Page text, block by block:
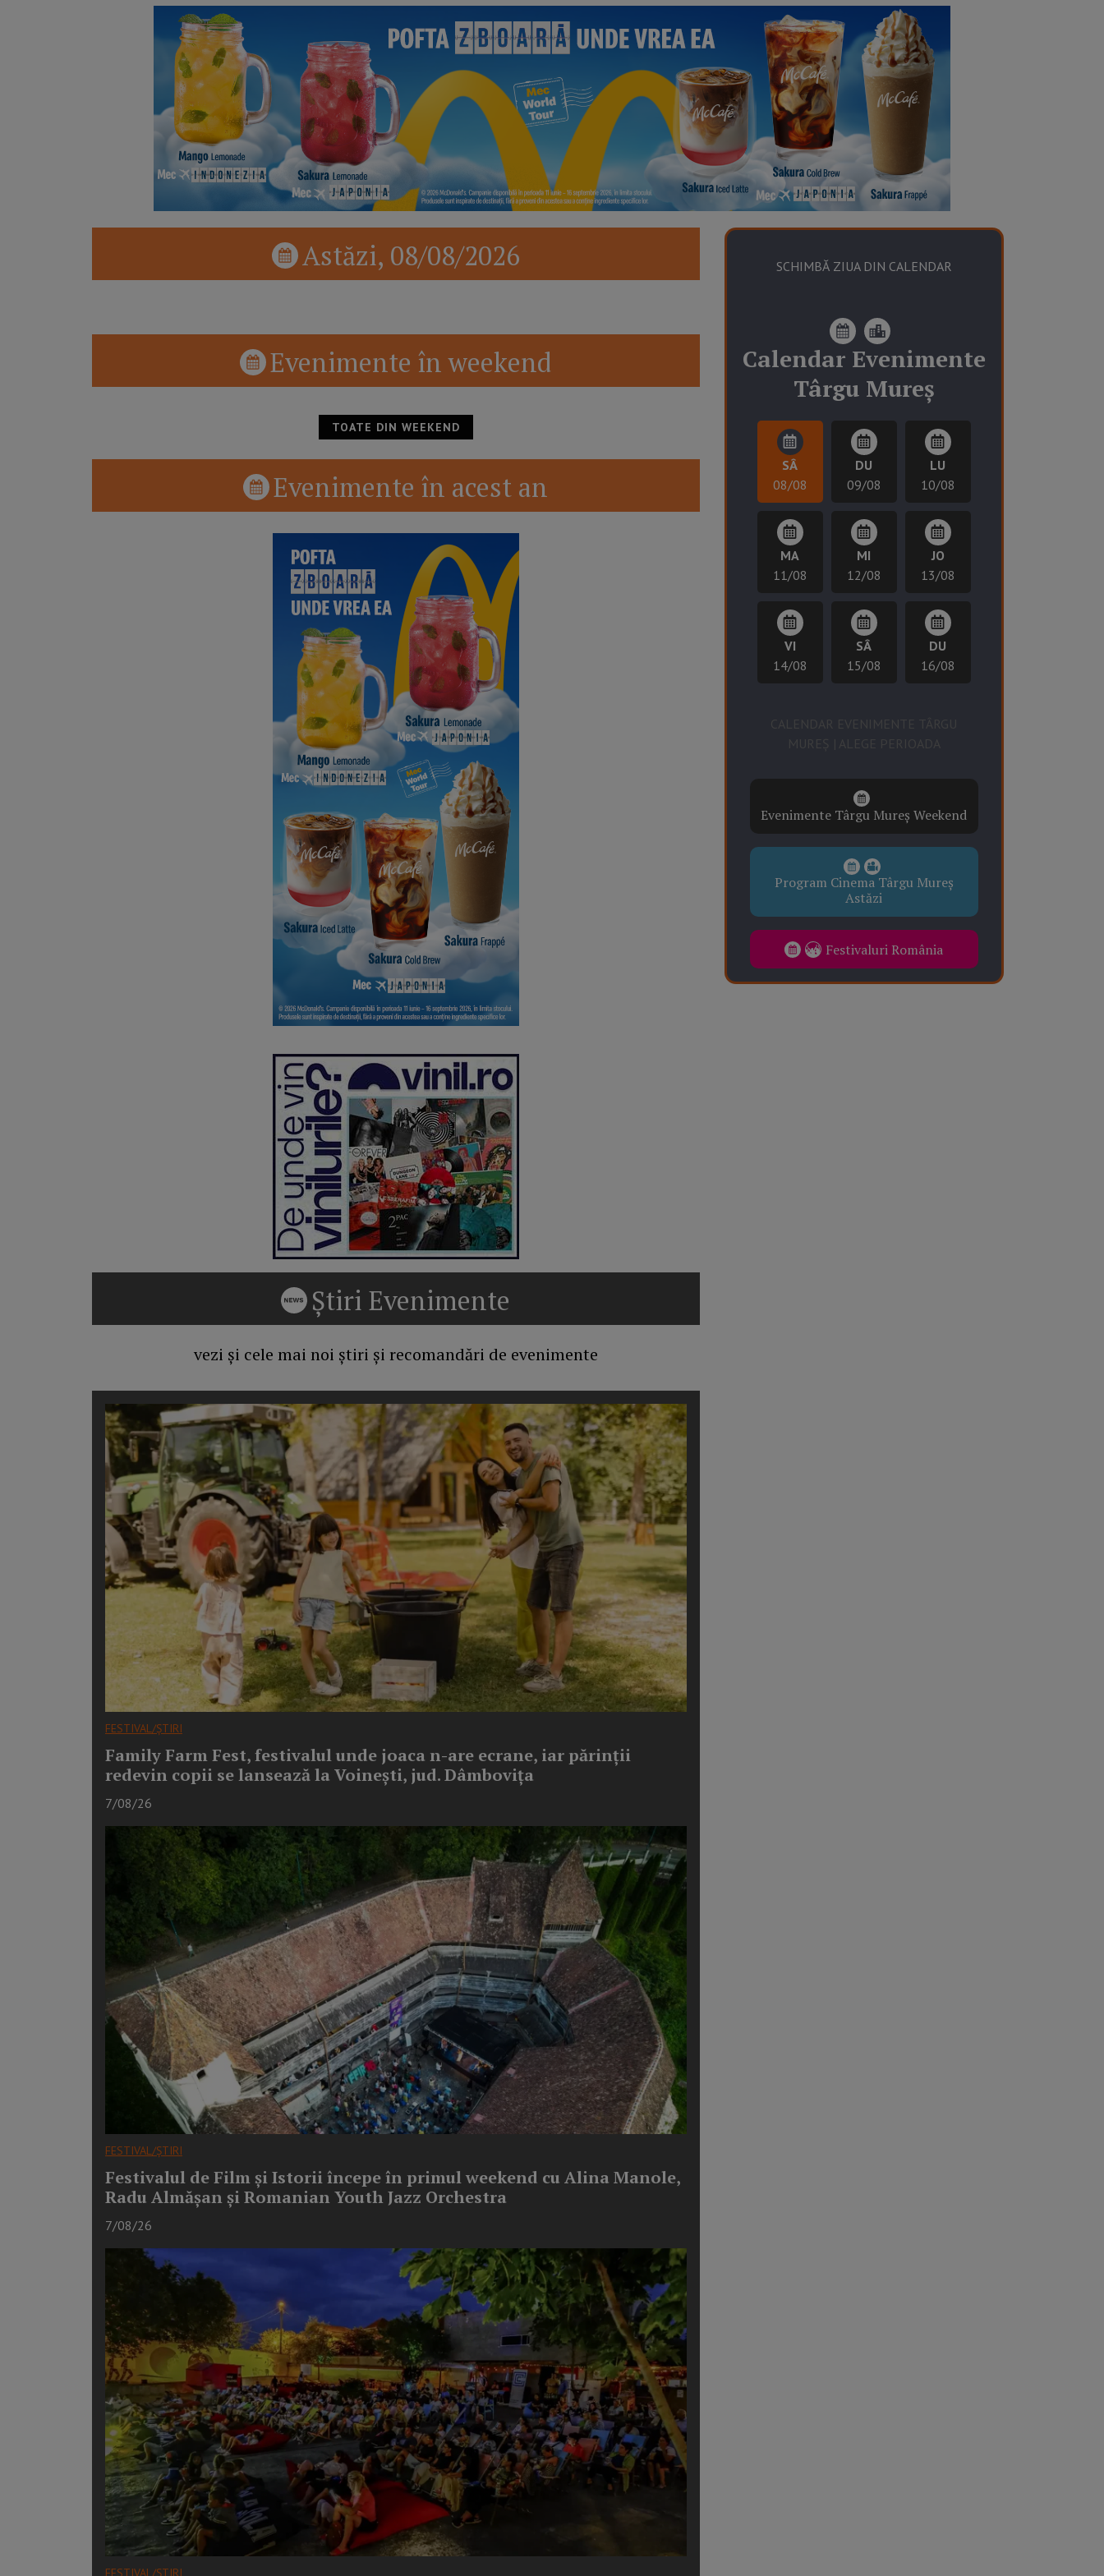
Astăzi, 08/08/2026
Evenimente în weekend
TOATE DIN WEEKEND
Evenimente în acest an
Știri Evenimente
vezi și cele mai noi știri și recomandări de evenimente
FESTIVAL/ȘTIRI
Family Farm Fest, festivalul unde joaca n-are ecrane, iar părinții
redevin copii se lansează la Voinești, jud. Dâmbovița
7/08/26
FESTIVAL/ȘTIRI
Festivalul de Film și Istorii începe în primul weekend cu Alina Manole,
Radu Almășan și Romanian Youth Jazz Orchestra
7/08/26
FESTIVAL/ȘTIRI
SCHIMBĂ ZIUA DIN CALENDAR
Calendar Evenimente
Târgu Mureș
SÂ
08/08
DU
09/08
LU
10/08
MA
11/08
MI
12/08
JO
13/08
VI
14/08
SÂ
15/08
DU
16/08
Evenimente Târgu Mureș Weekend
Program Cinema Târgu Mureș
Astăzi
Festivaluri România